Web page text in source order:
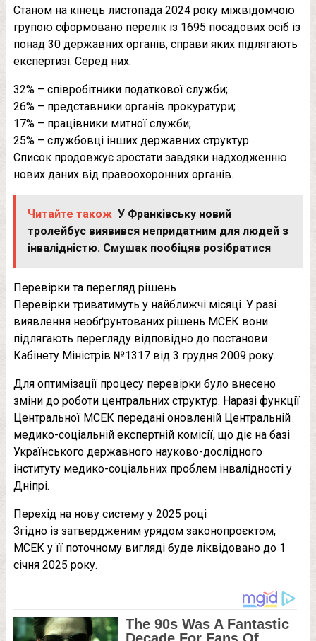
Станом на кінець листопада 2024 року міжвідомчою
групою сформовано перелік із 1695 посадових осіб із
понад 30 державних органів, справи яких підлягають
експертизі. Серед них:
32% – співробітники податкової служби;
26% – представники органів прокуратури;
17% – працівники митної служби;
25% – службовці інших державних структур.
Список продовжує зростати завдяки надходженню
нових даних від правоохоронних органів.
Читайте також У Франківську новий
тролейбус виявився непридатним для людей з
інвалідністю. Смушак пообіцяв розібратися
Перевірки та перегляд рішень
Перевірки триватимуть у найближчі місяці. У разі
виявлення необґрунтованих рішень МСЕК вони
підлягають перегляду відповідно до постанови
Кабінету Міністрів №1317 від 3 грудня 2009 року.
Для оптимізації процесу перевірки було внесено
зміни до роботи центральних структур. Наразі функції
Центральної МСЕК передані оновленій Центральній
медико-соціальній експертній комісії, що діє на базі
Українського державного науково-дослідного
інституту медико-соціальних проблем інвалідності у
Дніпрі.
Перехід на нову систему у 2025 році
Згідно із затвердженим урядом законопроєктом,
МСЕК у її поточному вигляді буде ліквідовано до 1
січня 2025 року.